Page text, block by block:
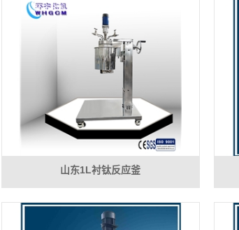
山东1L衬钛反应釜